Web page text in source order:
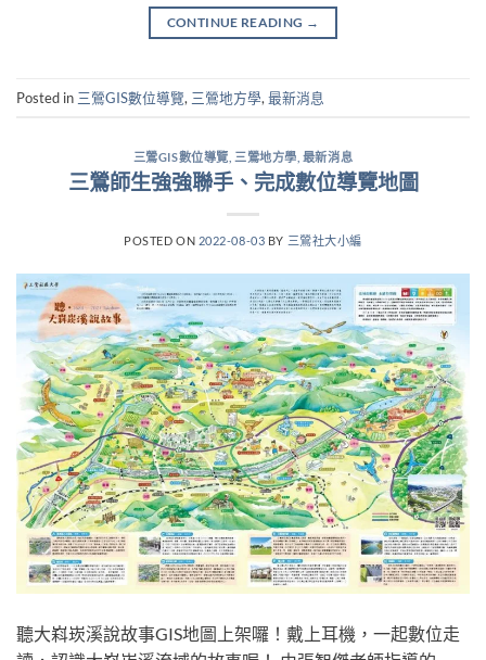
CONTINUE READING →
Posted in 三鶯GIS數位導覽, 三鶯地方學, 最新消息
三鶯GIS數位導覽 三鶯地方學 最新消息
三鶯師生強強聯手、完成數位導覽地圖
POSTED ON 2022-08-03 BY 三鶯社大小編
聽大嵙崁溪說故事GIS地圖上架囉！戴上耳機，一起數位走